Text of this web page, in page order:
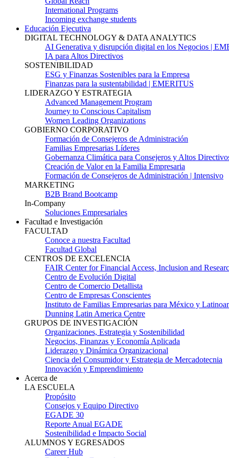
International Programs
Incoming exchange students
Educación Ejecutiva
DIGITAL TECHNOLOGY & DATA ANALYTICS
AI Generativa y disrupción digital en los Negocios |
IA para Altos Directivos
SOSTENIBILIDAD
ESG y Finanzas Sostenibles para la Empresa
Finanzas para la sustentabilidad | EMERITUS
LIDERAZGO Y ESTRATEGIA
Advanced Management Program
Journey to Conscious Capitalism
Women Leading Organizations
GOBIERNO CORPORATIVO
Formación de Consejeros de Administración
Familias Empresarias Líderes
Gobernanza Climática para Consejeros y Altos
Creación de Valor en la Familia Empresaria
Formación de Consejeros de Administración | Intensivo
MARKETING
B2B Brand Bootcamp
In-Company
Soluciones Empresariales
Facultad e Investigación
FACULTAD
Conoce a nuestra Facultad
Facultad Global
CENTROS DE EXCELENCIA
FAIR Center for Financial Access, Inclusion and
Centro de Evolución Digital
Centro de Comercio Detallista
Centro de Empresas Conscientes
Instituto de Familias Empresarias para México y
Dunning Latin America Centre
GRUPOS DE INVESTIGACIÓN
Organizaciones, Estrategia y Sostenibilidad
Negocios, Finanzas y Economía Aplicada
Liderazgo y Dinámica Organizacional
Ciencia del Consumidor y Estrategia de Mercadotecnia
Innovación y Emprendimiento
Acerca de
LA ESCUELA
Propósito
Consejos y Equipo Directivo
EGADE 30
Reporte Anual EGADE
Sostenibilidad e Impacto Social
ALUMNOS Y EGRESADOS
Career Hub